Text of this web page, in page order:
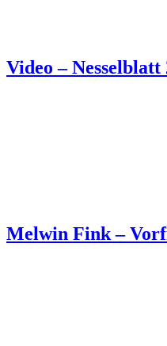
Video –
Melwin Fink –